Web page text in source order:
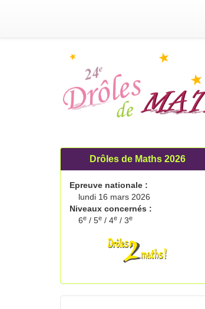
Drôles de Maths 2026
Epreuve nationale :
lundi 16 mars 2026
Niveaux concernés :
6e / 5e / 4e / 3e